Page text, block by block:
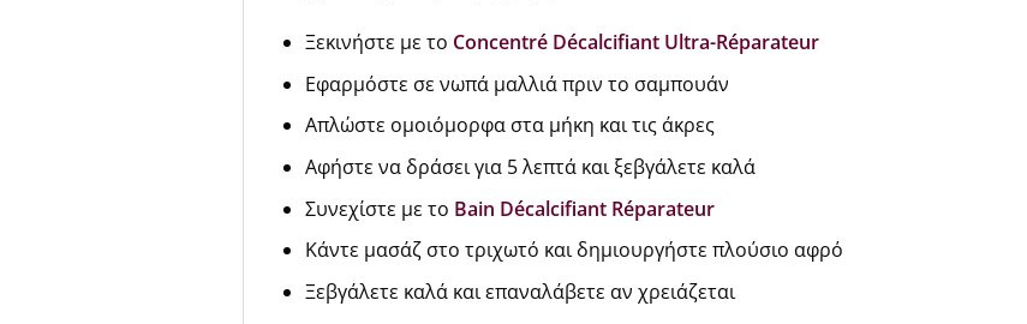
Ξεκινήστε με το Concentré Décalcifiant Ultra-Réparateur
Εφαρμόστε σε νωπά μαλλιά πριν το σαμπουάν
Απλώστε ομοιόμορφα στα μήκη και τις άκρες
Αφήστε να δράσει για 5 λεπτά και ξεβγάλετε καλά
Συνεχίστε με το Bain Décalcifiant Réparateur
Κάντε μασάζ στο τριχωτό και δημιουργήστε πλούσιο αφρό
Ξεβγάλετε καλά και επαναλάβετε αν χρειάζεται